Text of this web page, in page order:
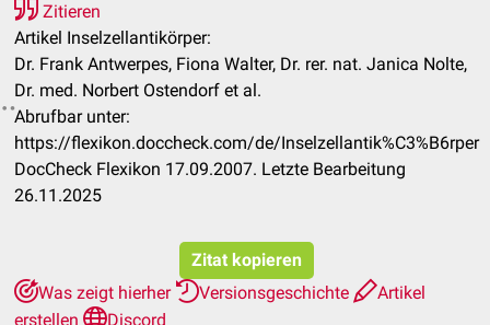
Zitieren
Artikel Inselzellantikörper:
Dr. Frank Antwerpes, Fiona Walter, Dr. rer. nat. Janica Nolte,
Dr. med. Norbert Ostendorf et al.
Abrufbar unter:
https://flexikon.doccheck.com/de/Inselzellantik%C3%B6rper
DocCheck Flexikon 17.09.2007. Letzte Bearbeitung
26.11.2025
Zitat kopieren
Was zeigt hierher
Versionsgeschichte
Artikel
erstellen
Discord